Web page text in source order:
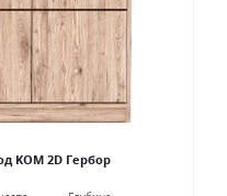
KOM 2D Гербор